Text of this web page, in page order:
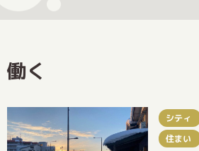
働く
シティ
住まい